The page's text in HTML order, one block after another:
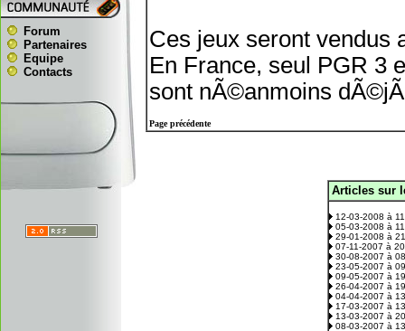
Forum
Partenaires
Equipe
Contacts
Ces jeux seront vendus
En France, seul PGR 3
sont nÃ©anmoins
Page précédente
Articles sur
12-03-2008 à
05-03-2008 à
29-01-2008 à
07-11-2007 à
30-08-2007 à
23-05-2007 à
09-05-2007 à
26-04-2007 à
04-04-2007 à
17-03-2007 à
13-03-2007 à
08-03-2007 à